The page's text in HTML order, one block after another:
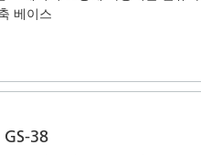
베이스
38